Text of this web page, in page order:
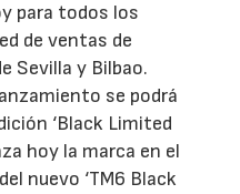
para todos los
de ventas de
Sevilla y Bilbao.
se podrá
‘Black Limited
hoy la marca en el
nuevo ‘TM6 Black